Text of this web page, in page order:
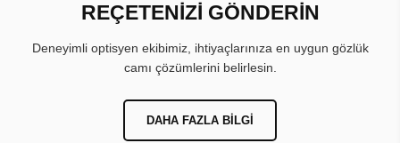
REÇETENİZİ GÖNDERİN
Deneyimli optisyen ekibimiz, ihtiyaçlarınıza en uygun gözlük
camı çözümlerini belirlesin.
DAHA FAZLA BILGI